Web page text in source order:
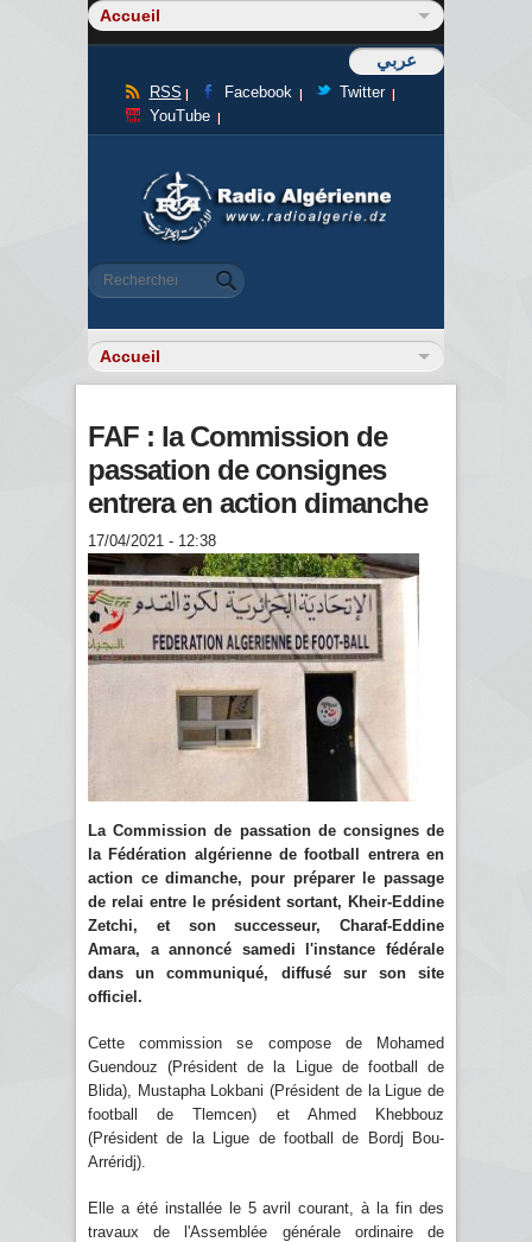
عربي
RSS Facebook
Twitter
YouTube
Formulaire de recherche
Rechercher
FAF : la Commission de
passation de consignes
entrera en action dimanche
17/04/2021 - 12:38
La Commission de passation de consignes de
la Fédération algérienne de football entrera en
action ce dimanche, pour préparer le passage
de relai entre le président sortant, Kheir-Eddine
Zetchi, et son successeur, Charaf-Eddine
Amara, a annoncé samedi l'instance fédérale
dans un communiqué, diffusé sur son site
officiel.
Cette commission se compose de Mohamed
Guendouz (Président de la Ligue de football de
Blida), Mustapha Lokbani (Président de la Ligue de
football de Tlemcen) et Ahmed Khebbouz
(Président de la Ligue de football de Bordj Bou-
Arréridj).
Elle a été installée le 5 avril courant, à la fin des
travaux de l'Assemblée générale ordinaire de